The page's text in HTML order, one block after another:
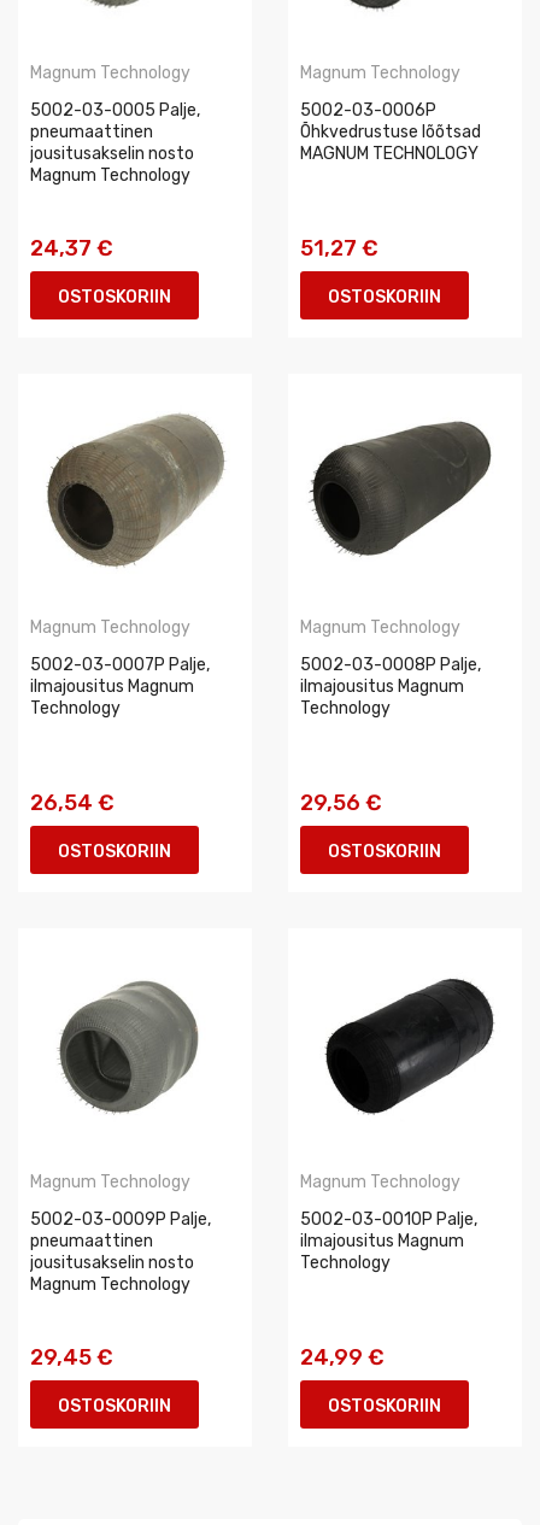
Magnum Technology
5002-03-0005 Palje,
pneumaattinen
jousitusakselin nosto
Magnum Technology
24,37 €
OSTOSKORIIN
Magnum Technology
5002-03-0006P
Õhkvedrustuse lõõtsad
MAGNUM TECHNOLOGY
51,27 €
OSTOSKORIIN
Magnum Technology
5002-03-0007P Palje,
ilmajousitus Magnum
Technology
26,54 €
OSTOSKORIIN
Magnum Technology
5002-03-0008P Palje,
ilmajousitus Magnum
Technology
29,56 €
OSTOSKORIIN
Magnum Technology
5002-03-0009P Palje,
pneumaattinen
jousitusakselin nosto
Magnum Technology
29,45 €
OSTOSKORIIN
Magnum Technology
5002-03-0010P Palje,
ilmajousitus Magnum
Technology
24,99 €
OSTOSKORIIN